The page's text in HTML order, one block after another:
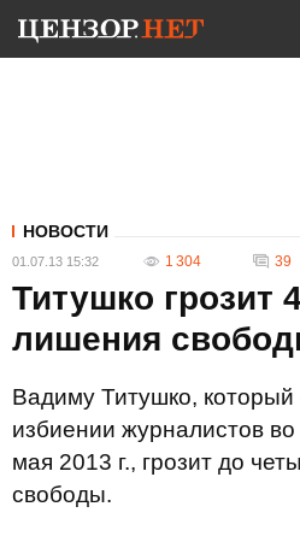
НОВОСТИ
01.07.13 15:32 1 304 39
Титушко грозит
лишения
Вадиму Титушко, который
избиении журналистов
мая 2013 г., грозит до
свободы.